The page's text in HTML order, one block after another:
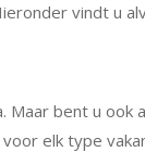
vindt u
Maar bent u ook
elk type